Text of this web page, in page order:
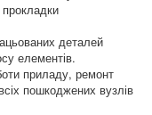
прокладки
деталей
елементів.
приладу, ремонт
пошкоджених вузлів